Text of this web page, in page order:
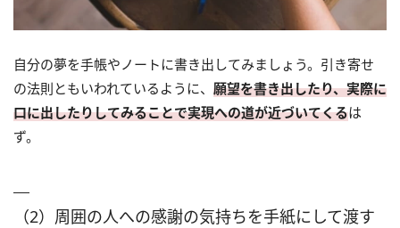
自分の夢を手帳やノートに書き出してみましょう。引き寄せ
の法則ともいわれているように、 願望を書き出したり、実際に
口に出したりしてみることで実現への道が近づいてくるは
ず。
（2）周囲の人への感謝の気持ちを手紙にして渡す